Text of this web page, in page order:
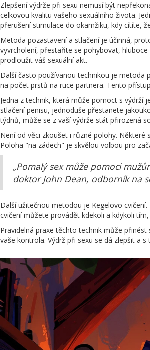
Zlepšení výdrže při sexu nemusí být
celkovou kvalitu vašeho sexuálního života.
přerušení stimulace do okamžiku, kdy cítíte,
Metoda pozastavení a stlačení je účinná,
vyvrcholení, přestaňte se pohybovat,
prodloužit váš sexuální akt.
Další často používanou technikou je metoda
na počet prstů na ruce partnera. Tento
Jedna z technik, která může pomoct s
stlačení penisu, jednoduše přestanete
týdnů, může se z vaší výdrže stát přirozená
Není od věci zkoušet i různé polohy.
Poloha "na zádech" je skvělou volbou pro
„Pomalý sex může pomoci
doktor John Dean, odborník na
Další užitečnou metodou je Kegelovo
cvičení můžete provádět kdekoli a kdykoli
Pravidelná praxe těchto technik může
vaše kontrola. Výdrž při sexu se dá zlepšit a